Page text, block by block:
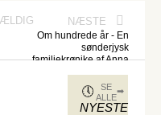
NÆSTE
Om hundrede år - En
sønderjysk
familiekrønike af Anna
NYESTE
SE
ALLE